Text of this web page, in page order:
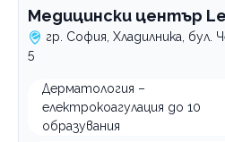
Медицински център
гр. София, Хладилника, бул.
5
Дерматология –
електрокоагулация до 10
образувания